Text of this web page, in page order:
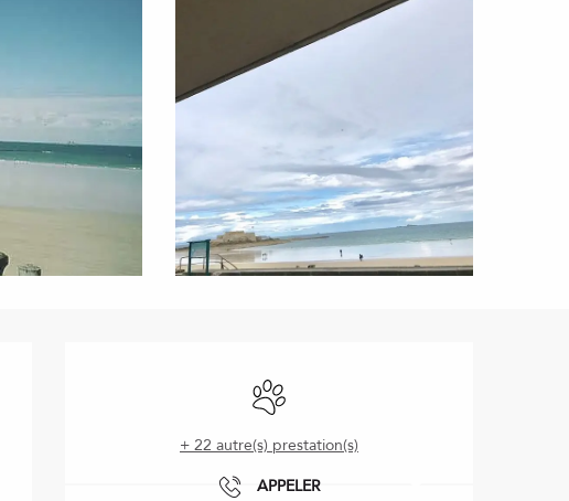
Animaux acceptés
+ 22 autre(s) prestation(s)
APPELER